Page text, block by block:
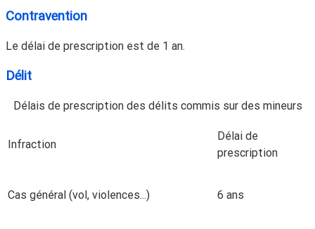
Contravention
Le délai de prescription est de 1 an.
Délit
Délais de prescription des délits commis sur des mineurs
Infraction
Délai de
prescription
Cas général (vol, violences...) 6 ans